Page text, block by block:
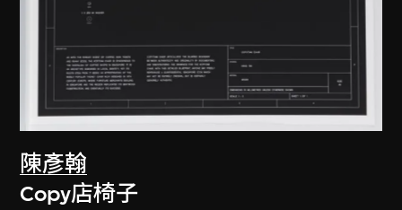
陳彥翰
Copy店椅子